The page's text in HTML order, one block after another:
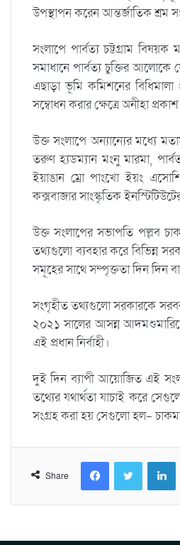
উপস্থাপন করেন আন্তর্জাতিক শ্রম
সংলাপে পার্বত্য চট্টগ্রাম
সমাধানে পার্বত্য চুক্তির আলোকে
এছাড়া ভূমি কমিশনের
সম্বোধন করার ক্ষেত্রে অনীহা
উক্ত সংলাপে অন্যান্যের মধ্যে
তরুণ হ্যডম্যান মংনু মারমা,
ইয়াঙান ম্রো পাংখো ইয়ং
কক্সবাজার সাংস্কৃতিক
উক্ত সংলাপের সভাপতি পল্লব
তথ্যগুলো ব্যবহার করে বিভিন্ন
সমূহের সাথে সম্পৃক্ততা দিন দিন
সংগৃহীত তথ্যগুলো সরকারকে
২০২১ সালের আসন্ন
এই প্রধান নির্বাহী।
দুই দিন ব্যাপী আয়োজিত এই
তথ্যের যথার্থতা যাচাই করে
সংগ্রহ করা হয় সেগুলো হল- চাকমা,
Share